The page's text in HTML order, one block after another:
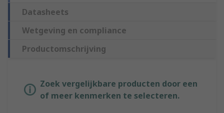
Datasheets
Wetgeving en compliance
Productomschrijving
Zoek vergelijkbare producten door een
of meer kenmerken te selecteren.